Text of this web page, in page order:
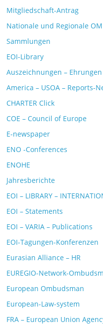
Mitgliedschaft-Antrag
Nationale und Regionale OM
Sammlungen
EOI-Library
Auszeichnungen –
America – USOA – Reports-
CHARTER Click
COE – Council of Europe
E-newspaper
ENO -Conferences
ENOHE
Jahresberichte
EOI – LIBRARY –
EOI – Statements
EOI – VARIA – Publications
EOI-Tagungen-Konferenzen
Eurasian Alliance – HR
EUREGIO-Network-
European Ombudsman
European-Law-system
FRA – European Union